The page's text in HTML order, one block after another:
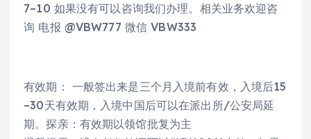
7–10 如果没有可以咨询我们办理。相关业务欢迎咨
询 电报 @VBW777 微信 VBW333
有效期： 一般签出来是三个月入境前有效，入境后15
–30天有效期，入境中国后可以在派出所/公安局延
期。探亲：有效期以领馆批复为主